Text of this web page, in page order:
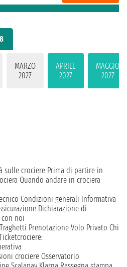
MARZO
2027
APRILE
2027
MAGGIO
2027
sulle crociere Prima di partire in
Quando andare in crociera
Condizioni generali Informativa
Dichiarazione di
con noi
Prenotazione Volo Privato Chi
crociere Osservatorio